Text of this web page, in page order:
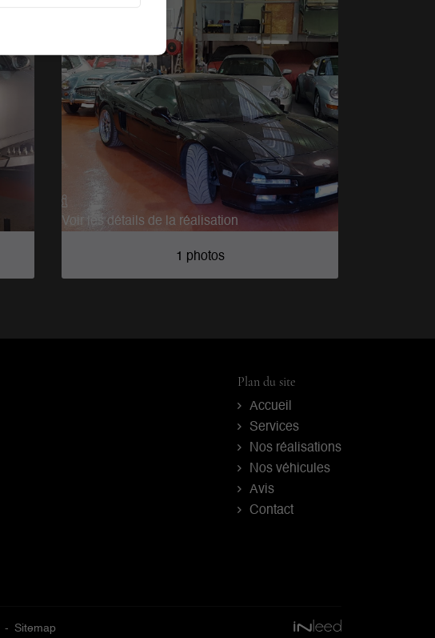

Voir les détails de la réalisation
1 photos
Plan du site
Accueil
Services
Nos réalisations
Nos véhicules
Avis
Contact
Sitemap